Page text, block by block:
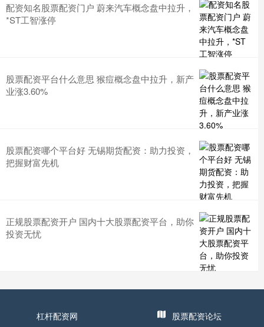
配资知名股票配资门户 蔚来汽车概念盘中拉升，
*ST工智涨停
股票配资平台什么意思 猴痘概念盘中拉升，新产
业涨3.60%
股票配资哪个平台好 无锡期货配资：助力投资，
把握财富先机
正规股票配资开户 国内十大股票配资平台，助你
投资无忧
杠杆配资网 股票配资论坛